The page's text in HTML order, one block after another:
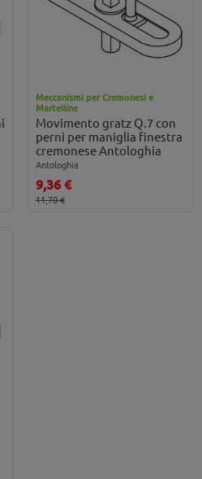
Meccanismi per Cremonesi e
Martelline
Movimento gratz Q.7 con
perni per maniglia finestra
cremonese Antologhia
Antologhia
9,36 €
11,70 €